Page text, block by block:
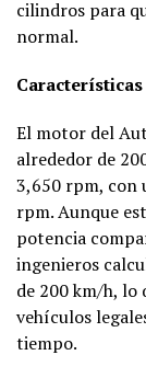
cilindros para
normal.
El motor del
alrededor de
3,650 rpm, con
rpm. Aunque
potencia
ingenieros
de 200 km/h, lo
vehículos
tiempo.